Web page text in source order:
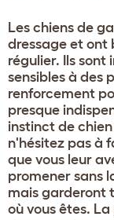
Les chiens de
dressage et ont
régulier. Ils
sensibles à des
renforcement
presque
instinct de
n'hésitez pas à
que vous leur
promener sans
mais garderont
où vous êtes.